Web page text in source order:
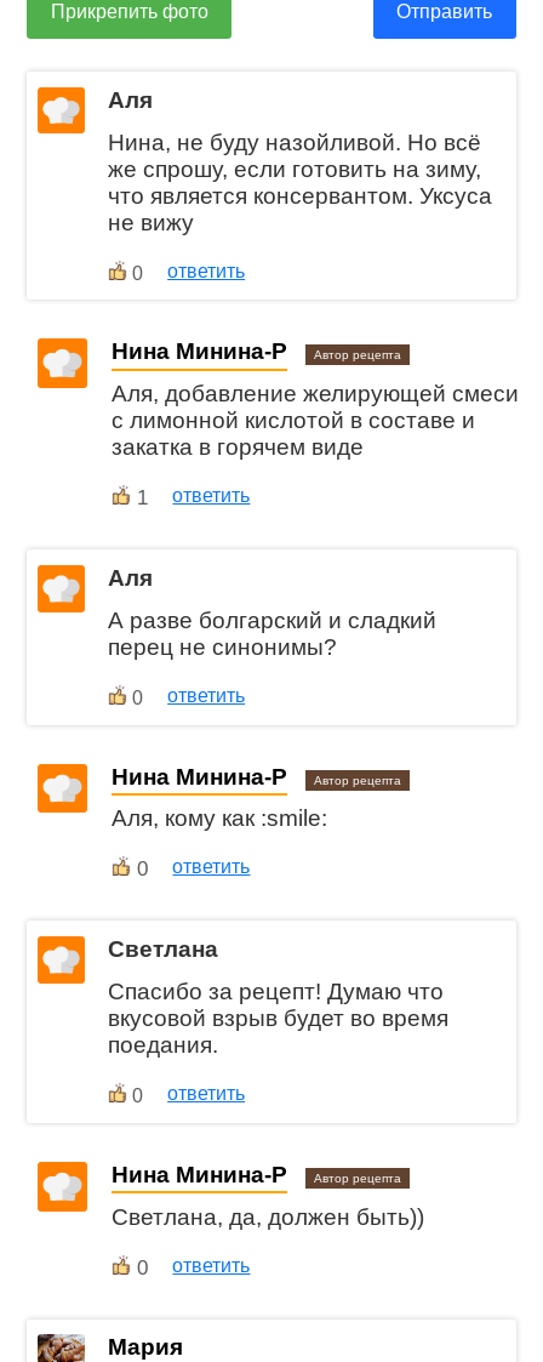
Прикрепить фото Отправить
Аля
Нина, не буду назойливой. Но всё
же спрошу, если готовить на зиму,
что является консервантом. Уксуса
не вижу
0 ответить
Нина Минина-Р Автор рецепта
Аля, добавление желирующей смеси
с лимонной кислотой в составе и
закатка в горячем виде
1 ответить
Аля
А разве болгарский и сладкий
перец не синонимы?
0 ответить
Нина Минина-Р Автор рецепта
Аля, кому как :smile:
0 ответить
Светлана
Спасибо за рецепт! Думаю что
вкусовой взрыв будет во время
поедания.
0 ответить
Нина Минина-Р Автор рецепта
Светлана, да, должен быть))
0 ответить
Мария